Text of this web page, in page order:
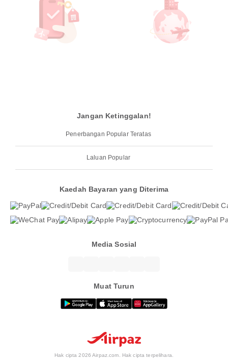
Jangan Ketinggalan!
Penerbangan Popular Teratas
Laluan Popular
Kaedah Bayaran yang Diterima
Media Sosial
Muat Turun
Hak cipta 2026 Airpaz.com. Hak cipta terpelihara.